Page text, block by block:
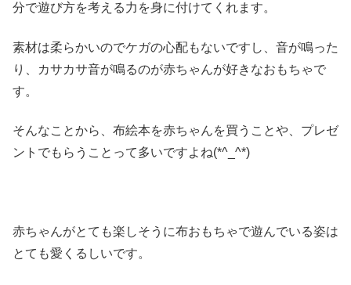
分で遊び方を考える力を身に付けてくれます。
素材は柔らかいのでケガの心配もないですし、音が鳴った
り、カサカサ音が鳴るのが赤ちゃんが好きなおもちゃで
す。
そんなことから、布絵本を赤ちゃんを買うことや、プレゼ
ントでもらうことって多いですよね(*^_^*)
赤ちゃんがとても楽しそうに布おもちゃで遊んでいる姿は
とても愛くるしいです。